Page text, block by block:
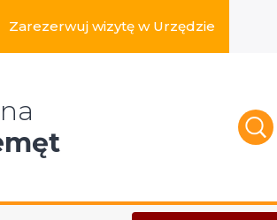
Zarezerwuj wizytę w Urzędzie
w serwisie